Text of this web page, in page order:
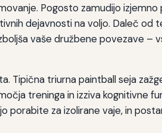
Pogosto zamudijo izjemno
dejavnosti na voljo. Daleč od
vaše družbene povezave –
Tipična triurna paintball seja
treninga in izziva kognitivne
porabite za izolirane vaje, in